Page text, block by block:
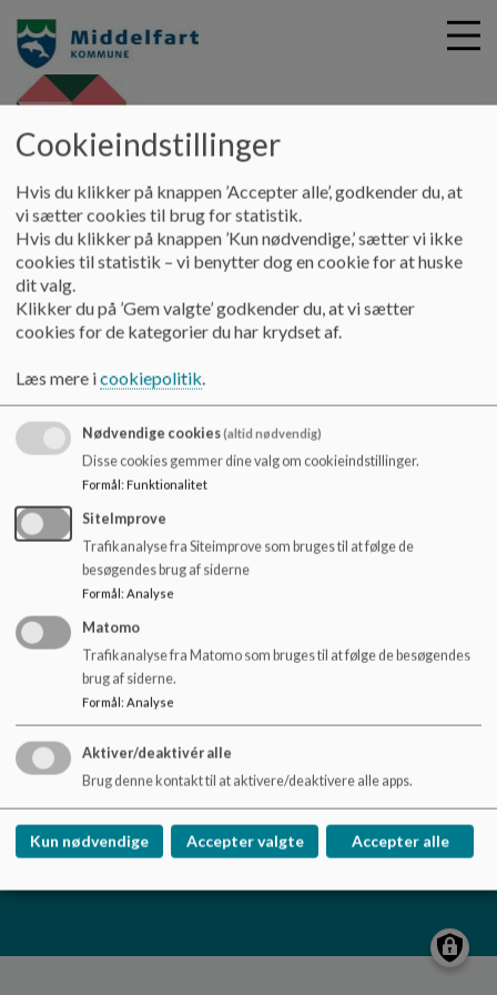
i
Børnehuset Nørre Aaby -
Søstjernen
Forældrebestyrelsen Principper
Principper
Her finder du forældrebestyrelsens principper for
Forældrebestyrelsens princip forOvergange(link fører
til indholdsside med info om overgange principper)
Børnehuset Nørre Aaby, afd. Søstjernen
Føns Strandvej 2, 5580 Nørre Aaby
+45 88885409
EAN NR.
5790001118273
Tilgængelighedserklæring
Sitemap
Cookieindstillinger
Hvis du klikker på knappen ’Accepter alle’, godkender du, at
vi sætter cookies til brug for statistik.
Hvis du klikker på knappen ’Kun nødvendige,’ sætter vi ikke
cookies til statistik – vi benytter dog en cookie for at huske
dit valg.
Klikker du på ’Gem valgte’ godkender du, at vi sætter
cookies for de kategorier du har krydset af.
Læs mere icookiepolitik.
Nødvendige cookies(altid nødvendig)
Disse cookies gemmer dine valg om cookieindstillinger.
Formål: Funktionalitet
SiteImprove
Trafikanalyse fra Siteimprove som bruges til at følge de
besøgendes brug af siderne
Formål: Analyse
Matomo
Trafikanalyse fra Matomo som bruges til at følge de besøgendes
brug af siderne.
Formål: Analyse
Aktiver/deaktivér alle
Brug denne kontakt til at aktivere/deaktivere alle apps.
Kun nødvendige Accepter valgte Accepter alle